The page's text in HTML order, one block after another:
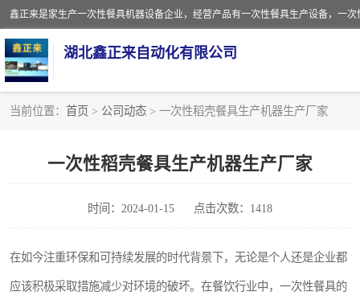
湖北鑫正来自动化有限公司
当前位置： 首页 > 公司动态 > 一次性稻壳餐具生产机器生产厂家
一次性稻壳餐具生产机器生产厂家
时间：2024-01-15 点击次数：1418
在如今注重环保和可持续发展的时代背景下，无论是个人还是企业都
应该积极采取措施减少对环境的破坏。在餐饮行业中，一次性餐具的
塑料杯
奶茶杯